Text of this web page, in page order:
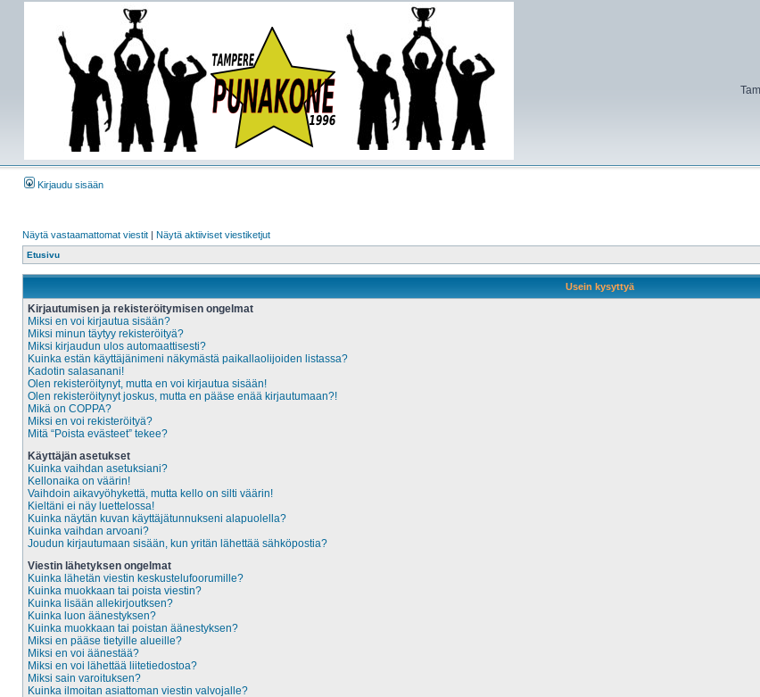
Kirjaudu sisään
Näytä vastaamattomat viestit | Näytä aktiiviset viestiketjut
Etusivu
Usein kysyttyä
Kirjautumisen ja rekisteröitymisen ongelmat
Miksi en voi kirjautua sisään?
Miksi minun täytyy rekisteröityä?
Miksi kirjaudun ulos automaattisesti?
Kuinka estän käyttäjänimeni näkymästä paikallaolijoiden listassa?
Kadotin salasanani!
Olen rekisteröitynyt, mutta en voi kirjautua sisään!
Olen rekisteröitynyt joskus, mutta en pääse enää kirjautumaan?!
Mikä on COPPA?
Miksi en voi rekisteröityä?
Mitä “Poista evästeet” tekee?
Käyttäjän asetukset
Kuinka vaihdan asetuksiani?
Kellonaika on väärin!
Vaihdoin aikavyöhykettä, mutta kello on silti väärin!
Kieltäni ei näy luettelossa!
Kuinka näytän kuvan käyttäjätunnukseni alapuolella?
Kuinka vaihdan arvoani?
Joudun kirjautumaan sisään, kun yritän lähettää sähköpostia?
Viestin lähetyksen ongelmat
Kuinka lähetän viestin keskustelufoorumille?
Kuinka muokkaan tai poista viestin?
Kuinka lisään allekirjoutksen?
Kuinka luon äänestyksen?
Kuinka muokkaan tai poistan äänestyksen?
Miksi en pääse tietyille alueille?
Miksi en voi äänestää?
Miksi en voi lähettää liitetiedostoa?
Miksi sain varoituksen?
Kuinka ilmoitan asiattoman viestin valvojalle?